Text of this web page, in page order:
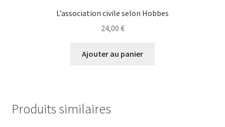
L’association civile selon Hobbes
24,00 €
Ajouter au panier
Produits similaires